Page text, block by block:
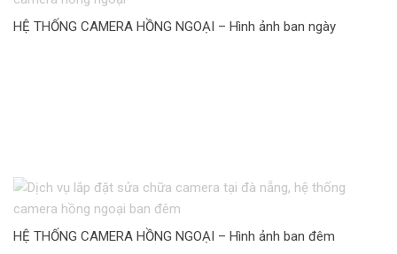
HỆ THỐNG CAMERA HỒNG NGOẠI – Hình ảnh ban ngày
HỆ THỐNG CAMERA HỒNG NGOẠI – Hình ảnh ban đêm